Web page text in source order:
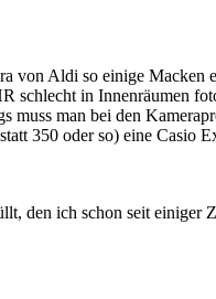
von Aldi so einige
schlecht in Innenräumen
man bei den
350 oder so) eine Casio
den ich schon seit einiger